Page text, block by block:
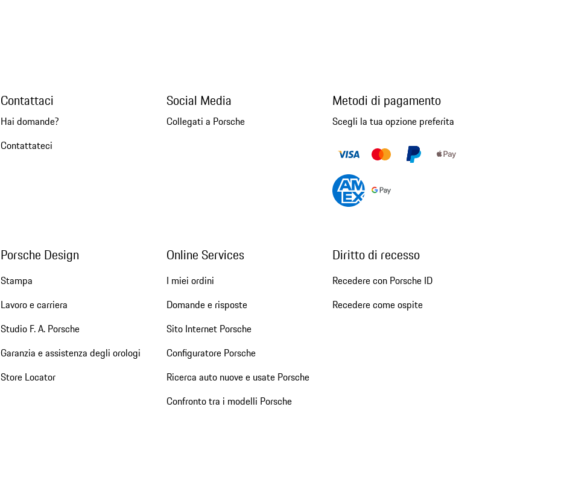
Contattaci
Hai domande?
Contattateci
Social Media
Collegati a Porsche
Metodi di pagamento
Scegli la tua opzione preferita
Porsche Design
Stampa
Lavoro e carriera
Studio F. A. Porsche
Garanzia e assistenza degli orologi
Store Locator
Online Services
I miei ordini
Domande e risposte
Sito Internet Porsche
Configuratore Porsche
Ricerca auto nuove e usate Porsche
Confronto tra i modelli Porsche
Diritto di recesso
Recedere con Porsche ID
Recedere come ospite